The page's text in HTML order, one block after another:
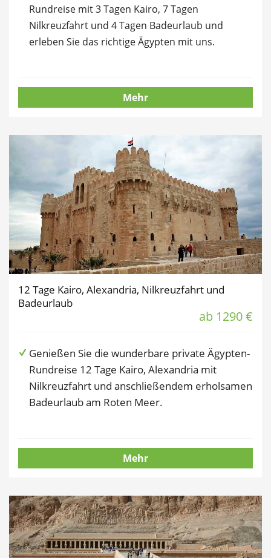
Rundreise mit 3 Tagen Kairo, 7 Tagen
Nilkreuzfahrt und 4 Tagen Badeurlaub und
erleben Sie das richtige Ägypten mit uns.
Mehr
12 Tage Kairo, Alexandria, Nilkreuzfahrt und
Badeurlaub
ab 1290 €
Genießen Sie die wunderbare private Ägypten-
Rundreise 12 Tage Kairo, Alexandria mit
Nilkreuzfahrt und anschließendem erholsamen
Badeurlaub am Roten Meer.
Mehr